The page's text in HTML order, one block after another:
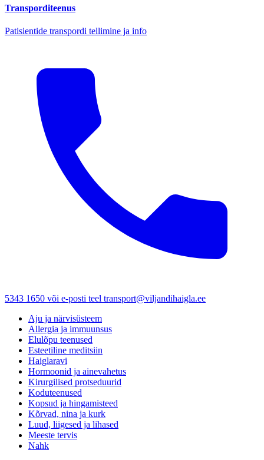
Transporditeenus
Patisientide transpordi tellimine ja info
5343 1650 või e-posti teel transport@viljandihaigla.ee
Aju ja närvisüsteem
Allergia ja immuunsus
Elulõpu teenused
Esteetiline meditsiin
Haiglaravi
Hormoonid ja ainevahetus
Kirurgilised protseduurid
Koduteenused
Kopsud ja hingamisteed
Kõrvad, nina ja kurk
Luud, liigesed ja lihased
Meeste tervis
Nahk